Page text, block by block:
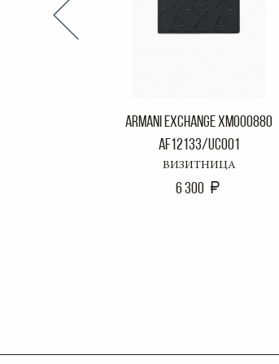
ARMANI EXCHANGE XM000880
AF12133/UC001
ВИЗИТНИЦА
6 300